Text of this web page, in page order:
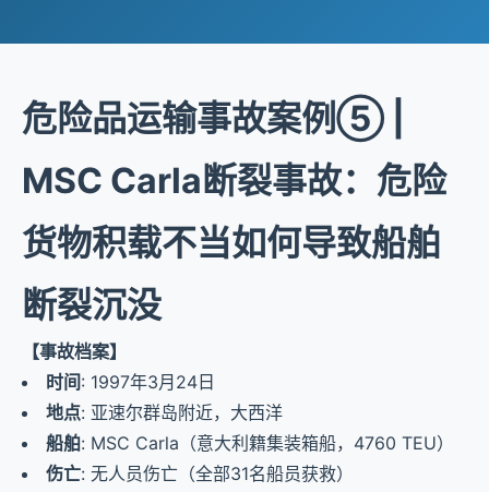
危险品运输事故案例⑤ |
MSC Carla断裂事故：危险
货物积载不当如何导致船舶
断裂沉没
【事故档案】
时间: 1997年3月24日
地点: 亚速尔群岛附近，大西洋
船舶: MSC Carla（意大利籍集装箱船，4760 TEU）
伤亡: 无人员伤亡（全部31名船员获救）